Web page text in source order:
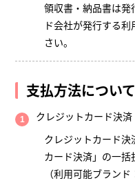
領収書・納品書は
ド会社が発行する
さい。
支払方法について
クレジットカード決済
クレジットカード
カード決済」の一括
（利用可能ブラン